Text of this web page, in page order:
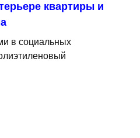
квартиры и
в социальных